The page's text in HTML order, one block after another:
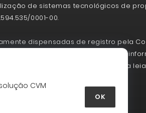
CVM
OK
de sistemas tecnológicos de
0001-00.
dispensadas de registro pela
a garantia da veracidade das
porte. Antes de aceitar uma oferta